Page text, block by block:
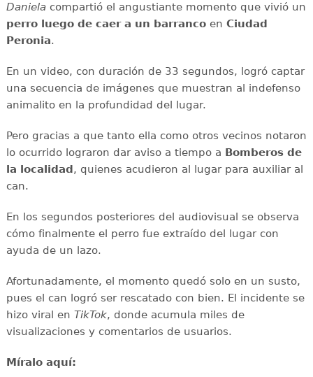
Danielacompartió el angustiante momento que vivió un
perro luego de caer a un barrancoen Ciudad
Peronia.
En un video, con duración de 33 segundos, logró captar
una secuencia de imágenes que muestran al indefenso
animalito en la profundidad del lugar.
Pero gracias a que tanto ella como otros vecinos notaron
lo ocurrido lograron dar aviso a tiempo a Bomberos de
la localidad, quienes acudieron al lugar para auxiliar al
can.
En los segundos posteriores del audiovisual se observa
cómo finalmente el perro fue extraído del lugar con
ayuda de un lazo.
Afortunadamente, el momento quedó solo en un susto,
pues el can logró ser rescatado con bien. El incidente se
hizo viral en TikTok, donde acumula miles de
visualizaciones y comentarios de usuarios.
Míralo aquí: